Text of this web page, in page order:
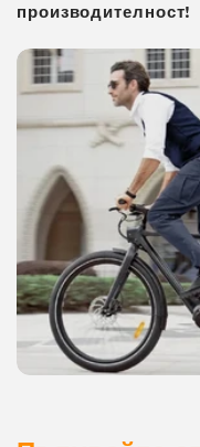
производителност!